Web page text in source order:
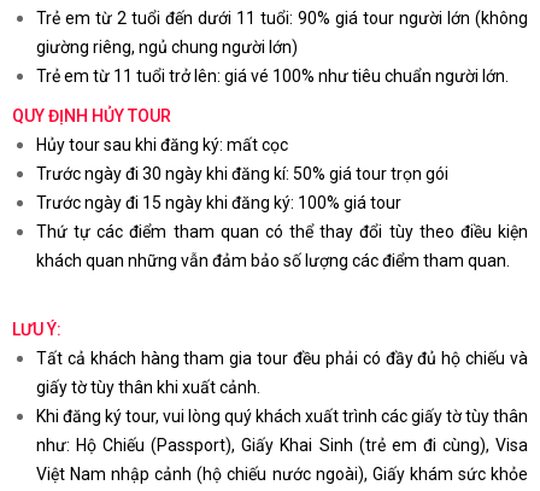
Trẻ em từ 2 tuổi đến dưới 11 tuổi: 90% giá tour người lớn (không
giường riêng, ngủ chung người lớn)
Trẻ em từ 11 tuổi trở lên: giá vé 100% như tiêu chuẩn người lớn.
QUY ĐỊNH HỦY TOUR
Hủy tour sau khi đăng ký: mất cọc
Trước ngày đi 30 ngày khi đăng kí: 50% giá tour trọn gói
Trước ngày đi 15 ngày khi đăng ký: 100% giá tour
Thứ tự các điểm tham quan có thể thay đổi tùy theo điều kiện
khách quan những vẫn đảm bảo số lượng các điểm tham quan.
LƯU Ý:
Tất cả khách hàng tham gia tour đều phải có đầy đủ hộ chiếu và
giấy tờ tùy thân khi xuất cảnh.
Khi đăng ký tour, vui lòng quý khách xuất trình các giấy tờ tùy thân
như: Hộ Chiếu (Passport), Giấy Khai Sinh (trẻ em đi cùng), Visa
Việt Nam nhập cảnh (hộ chiếu nước ngoài), Giấy khám sức khỏe